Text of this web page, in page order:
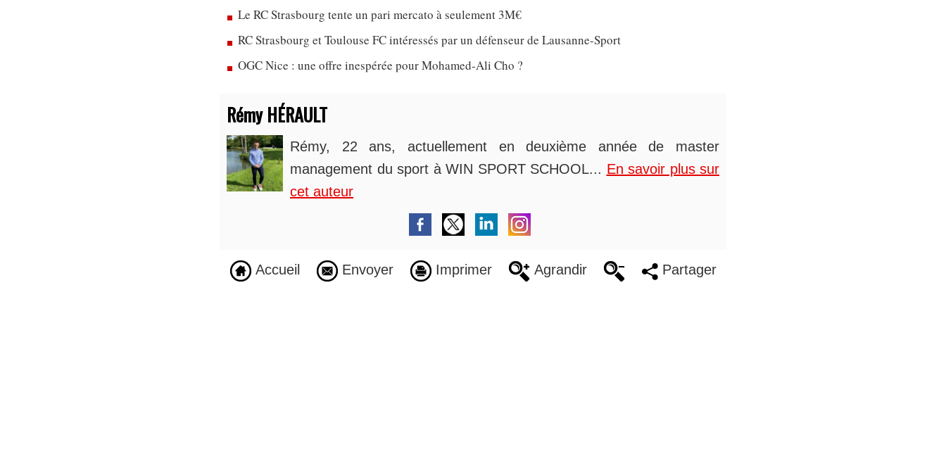
Le RC Strasbourg tente un pari mercato à seulement 3M€
RC Strasbourg et Toulouse FC intéressés par un défenseur de Lausanne-Sport
OGC Nice : une offre inespérée pour Mohamed-Ali Cho ?
Rémy HÉRAULT
Rémy, 22 ans, actuellement en deuxième année de master
management du sport à WIN SPORT SCHOOL... En savoir plus sur
cet auteur
Accueil Envoyer Imprimer Agrandir Partager